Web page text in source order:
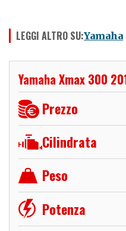
LEGGI ALTRO SU:Yamaha
Yamaha Xmax 300
Prezzo
Cilindrata
Peso
Potenza